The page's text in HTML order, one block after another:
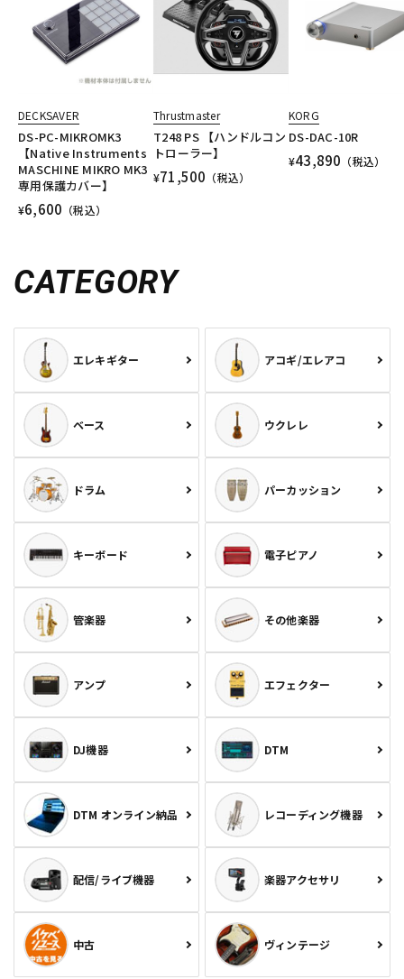
DECKSAVER
DS-PC-MIKROMK3
【Native Instruments
MASCHINE MIKRO MK3
専用保護カバー】
¥6,600 （税込）
Thrustmaster
T248 PS 【ハンドルコン
トローラー】
¥71,500 （税込）
KORG
DS-DAC-10R
¥43,890 （税込）
CATEGORY
エレキギター アコギ/エレアコ
ベース ウクレレ
ドラム パーカッション
キーボード 電子ピアノ
管楽器 その他楽器
アンプ エフェクター
DJ機器 DTM
DTM オンライン納品 レコーディング機器
配信/ライブ機器 楽器アクセサリ
中古 ヴィンテージ